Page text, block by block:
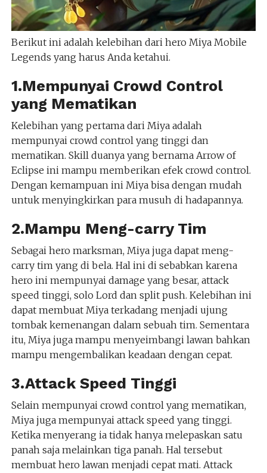
Berikut ini adalah kelebihan dari hero Miya Mobile
Legends yang harus Anda ketahui.
1.Mempunyai Crowd Control
yang Mematikan
Kelebihan yang pertama dari Miya adalah
mempunyai crowd control yang tinggi dan
mematikan. Skill duanya yang bernama Arrow of
Eclipse ini mampu memberikan efek crowd control.
Dengan kemampuan ini Miya bisa dengan mudah
untuk menyingkirkan para musuh di hadapannya.
2.Mampu Meng-carry Tim
Sebagai hero marksman, Miya juga dapat meng-
carry tim yang di bela. Hal ini di sebabkan karena
hero ini mempunyai damage yang besar, attack
speed tinggi, solo Lord dan split push. Kelebihan ini
dapat membuat Miya terkadang menjadi ujung
tombak kemenangan dalam sebuah tim. Sementara
itu, Miya juga mampu menyeimbangi lawan bahkan
mampu mengembalikan keadaan dengan cepat.
3.Attack Speed Tinggi
Selain mempunyai crowd control yang mematikan,
Miya juga mempunyai attack speed yang tinggi.
Ketika menyerang ia tidak hanya melepaskan satu
panah saja melainkan tiga panah. Hal tersebut
membuat hero lawan menjadi cepat mati. Attack